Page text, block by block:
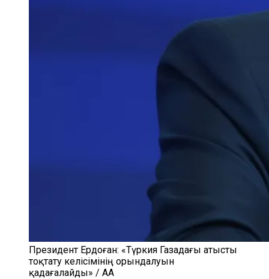
Президент Ердоған: «Түркия Газадағы атысты
тоқтату келісімінің орындалуын
қадағалайды» / AA